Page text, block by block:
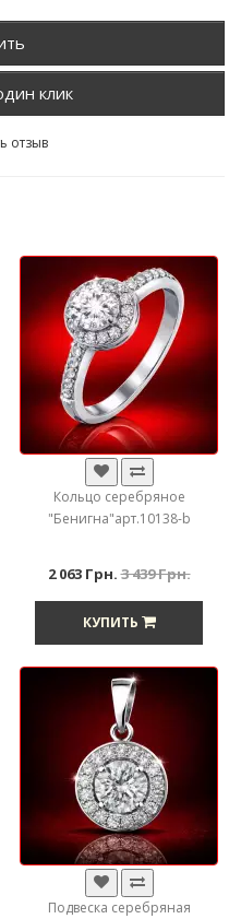
отзыв
Кольцо серебряное
"Бенигна"арт.10138-b
2 063 Грн.3 439 Грн.
КУПИТЬ
Подвеска серебряная